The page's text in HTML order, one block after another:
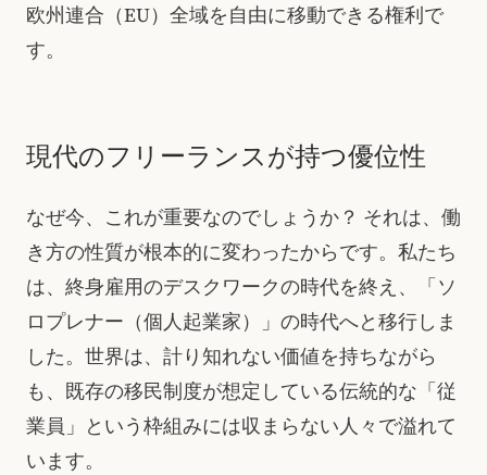
欧州連合（EU）全域を自由に移動できる権利で
す。
現代のフリーランスが持つ優位性
なぜ今、これが重要なのでしょうか？ それは、働
き方の性質が根本的に変わったからです。私たち
は、終身雇用のデスクワークの時代を終え、「ソ
ロプレナー（個人起業家）」の時代へと移行しま
した。世界は、計り知れない価値を持ちながら
も、既存の移民制度が想定している伝統的な「従
業員」という枠組みには収まらない人々で溢れて
います。